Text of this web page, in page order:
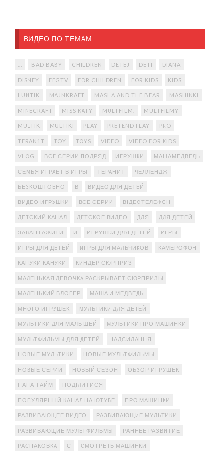
ВИДЕО ПО ТЕМАМ
BAD BABY CHILDREN DETEJ DETI DIANA
DISNEY FFGTV FOR CHILDREN FOR KIDS KIDS
LUNTIK MAJNKRAFT MASHA AND THE BEAR MASHINKI
MINECRAFT MISS KATY MULTFILM. MULTFILMY
MULTIK MULTIKI PLAY PRETEND PLAY PRO
TERAN1T TOY TOYS VIDEO VIDEO FOR KIDS
VLOG ВСЕ СЕРИИ ПОДРЯД ИГРУШКИ МАШАМЕДВЕДЬ
СЕМЬЯ ИГРАЕТ В ИГРЫ ТЕРАНИТ ЧЕЛЛЕНДЖ
БЕЗКОШТОВНО В ВИДЕО ДЛЯ ДЕТЕЙ
ВИДЕО ИГРУШКИ ВСЕ СЕРИИ ВІДЕОТЕЛЕФОН
ДЕТСКИЙ КАНАЛ ДЕТСКОЕ ВИДЕО ДЛЯ ДЛЯ ДЕТЕЙ
ЗАВАНТАЖИТИ И ИГРУШКИ ДЛЯ ДЕТЕЙ ИГРЫ
ИГРЫ ДЛЯ ДЕТЕЙ ИГРЫ ДЛЯ МАЛЬЧИКОВ КАМЕРОФОН
КАПУКИ КАНУКИ КИНДЕР СЮРПРИЗ
МАЛЕНЬКАЯ ДЕВОЧКА РАСКРЫВАЕТ СЮРПРИЗЫ
МАЛЕНЬКИЙ БЛОГЕР МАША И МЕДВЕДЬ
МНОГО ИГРУШЕК МУЛЬТИКИ ДЛЯ ДЕТЕЙ
МУЛЬТИКИ ДЛЯ МАЛЫШЕЙ МУЛЬТИКИ ПРО МАШИНКИ
МУЛЬТФИЛЬМЫ ДЛЯ ДЕТЕЙ НАДСИЛАННЯ
НОВЫЕ МУЛЬТИКИ НОВЫЕ МУЛЬТФИЛЬМЫ
НОВЫЕ СЕРИИ НОВЫЙ СЕЗОН ОБЗОР ИГРУШЕК
ПАПА ТАЙМ ПОДІЛИТИСЯ
ПОПУЛЯРНЫЙ КАНАЛ НА ЮТУБЕ ПРО МАШИНКИ
РАЗВИВАЮЩЕЕ ВИДЕО РАЗВИВАЮЩИЕ МУЛЬТИКИ
РАЗВИВАЮЩИЕ МУЛЬТФИЛЬМЫ РАННЕЕ РАЗВИТИЕ
РАСПАКОВКА С СМОТРЕТЬ МАШИНКИ